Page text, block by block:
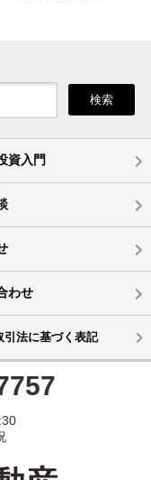
検索
資入門
わせ
引法に基づく表記